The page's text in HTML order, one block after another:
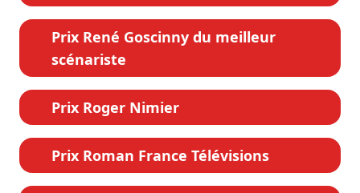
Prix René Goscinny du meilleur
scénariste
Prix Roger Nimier
Prix Roman France Télévisions